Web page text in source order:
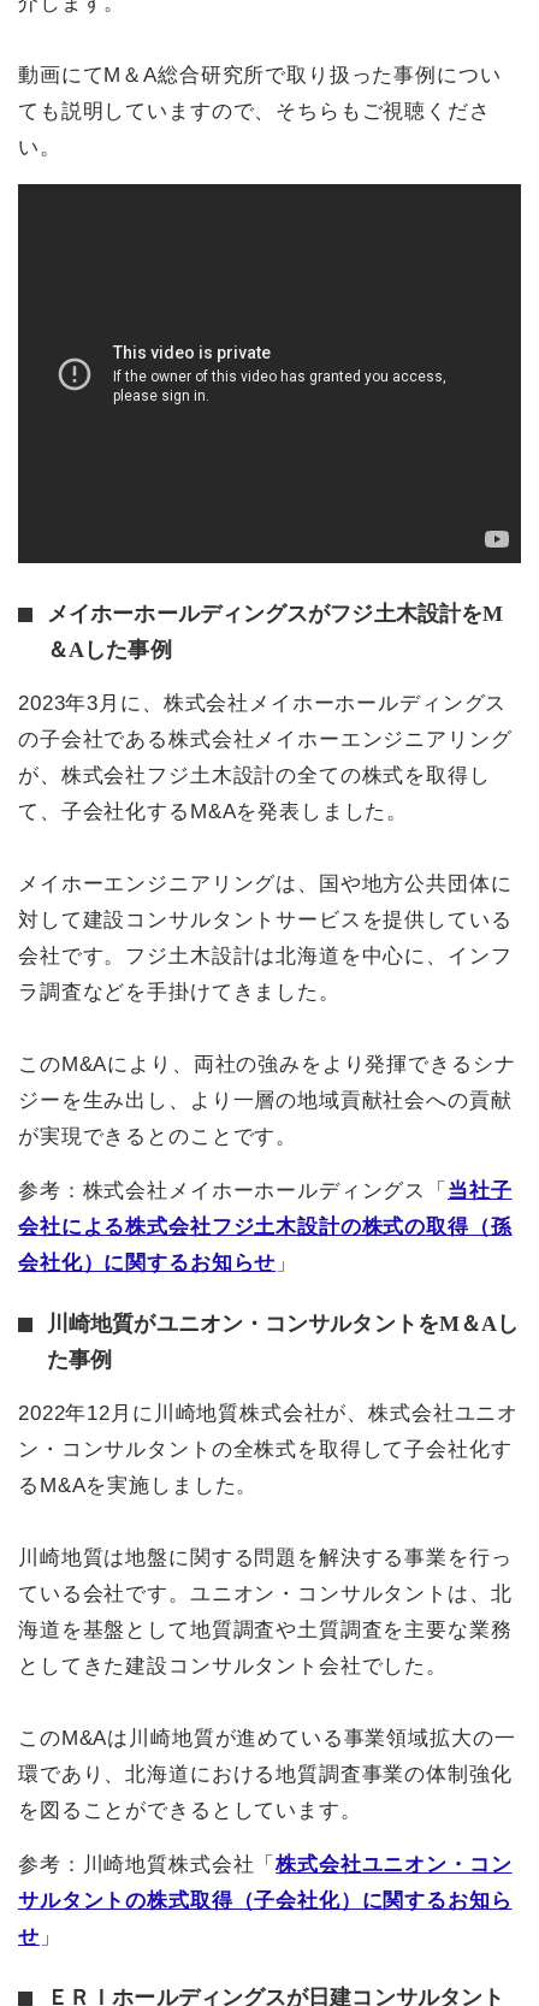
動画にてM＆A総合研究所で取り扱った事例につい
ても説明していますので、そちらもご視聴くださ
い。
メイホーホールディングスがフジ土木設計をM
＆Aした事例
2023年3月に、株式会社メイホーホールディングス
の子会社である株式会社メイホーエンジニアリング
が、株式会社フジ土木設計の全ての株式を取得し
て、子会社化するM&Aを発表しました。
メイホーエンジニアリングは、国や地方公共団体に
対して建設コンサルタントサービスを提供している
会社です。フジ土木設計は北海道を中心に、インフ
ラ調査などを手掛けてきました。
このM&Aにより、両社の強みをより発揮できるシナ
ジーを生み出し、より一層の地域貢献社会への貢献
が実現できるとのことです。
参考：株式会社メイホーホールディングス「 当社子
会社による株式会社フジ土木設計の株式の取得（孫
会社化）に関するお知らせ 」
川崎地質がユニオン・コンサルタントをM＆Aし
た事例
2022年12月に川崎地質株式会社が、株式会社ユニオ
ン・コンサルタントの全株式を取得して子会社化す
るM&Aを実施しました。
川崎地質は地盤に関する問題を解決する事業を行っ
ている会社です。ユニオン・コンサルタントは、北
海道を基盤として地質調査や土質調査を主要な業務
としてきた建設コンサルタント会社でした。
このM&Aは川崎地質が進めている事業領域拡大の一
環であり、北海道における地質調査事業の体制強化
を図ることができるとしています。
参考：川崎地質株式会社「株式会社ユニオン・コン
サルタントの株式取得（子会社化）に関するお知ら
せ 」
ＥＲＩホールディングスが日建コンサルタント